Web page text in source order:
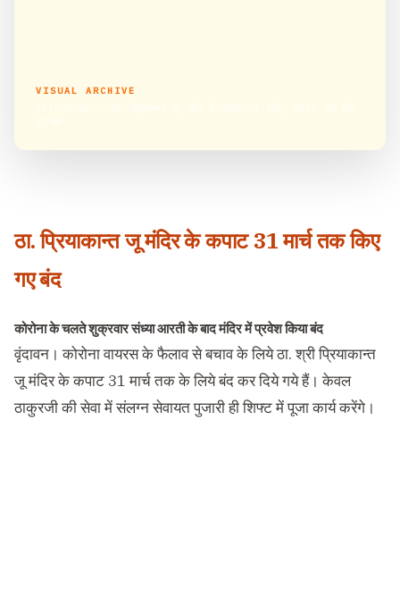
VISUAL ARCHIVE
ठा. प्रियाकान्त जू मंदिर के कपाट 31 मार्च तक किए
गए बंद
कोरोना के चलते शुक्रवार संध्या आरती के बाद मंदिर में प्रवेश किया बंद
वृंदावन। कोरोना वायरस के फैलाव से बचाव के लिये ठा. श्री प्रियाकान्त
जू मंदिर के कपाट 31 मार्च तक के लिये बंद कर दिये गये हैं। केवल
ठाकुरजी की सेवा में संलग्न सेवायत पुजारी ही शिफ्ट में पूजा कार्य करेंगे।